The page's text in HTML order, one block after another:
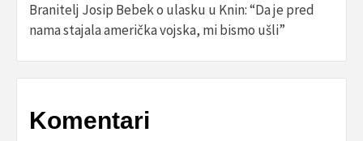
Branitelj Josip Bebek o ulasku u Knin: “Da je pred
nama stajala američka vojska, mi bismo ušli”
Komentari